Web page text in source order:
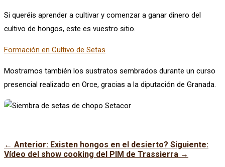
Si queréis aprender a cultivar y comenzar a ganar dinero del
cultivo de hongos, este es vuestro sitio.
Formación en Cultivo de Setas
Mostramos también los sustratos sembrados durante un curso
presencial realizado en Orce, gracias a la diputación de Granada.
← Anterior: Existen hongos en el desierto? Siguiente:
Vídeo del show cooking del PIM de Trassierra →